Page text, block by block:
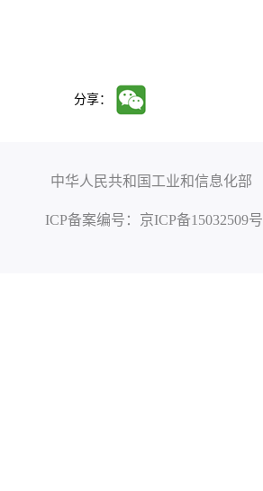
分享：
中华人民共和国工业和信息化部
ICP备案编号： 京ICP备15032509号